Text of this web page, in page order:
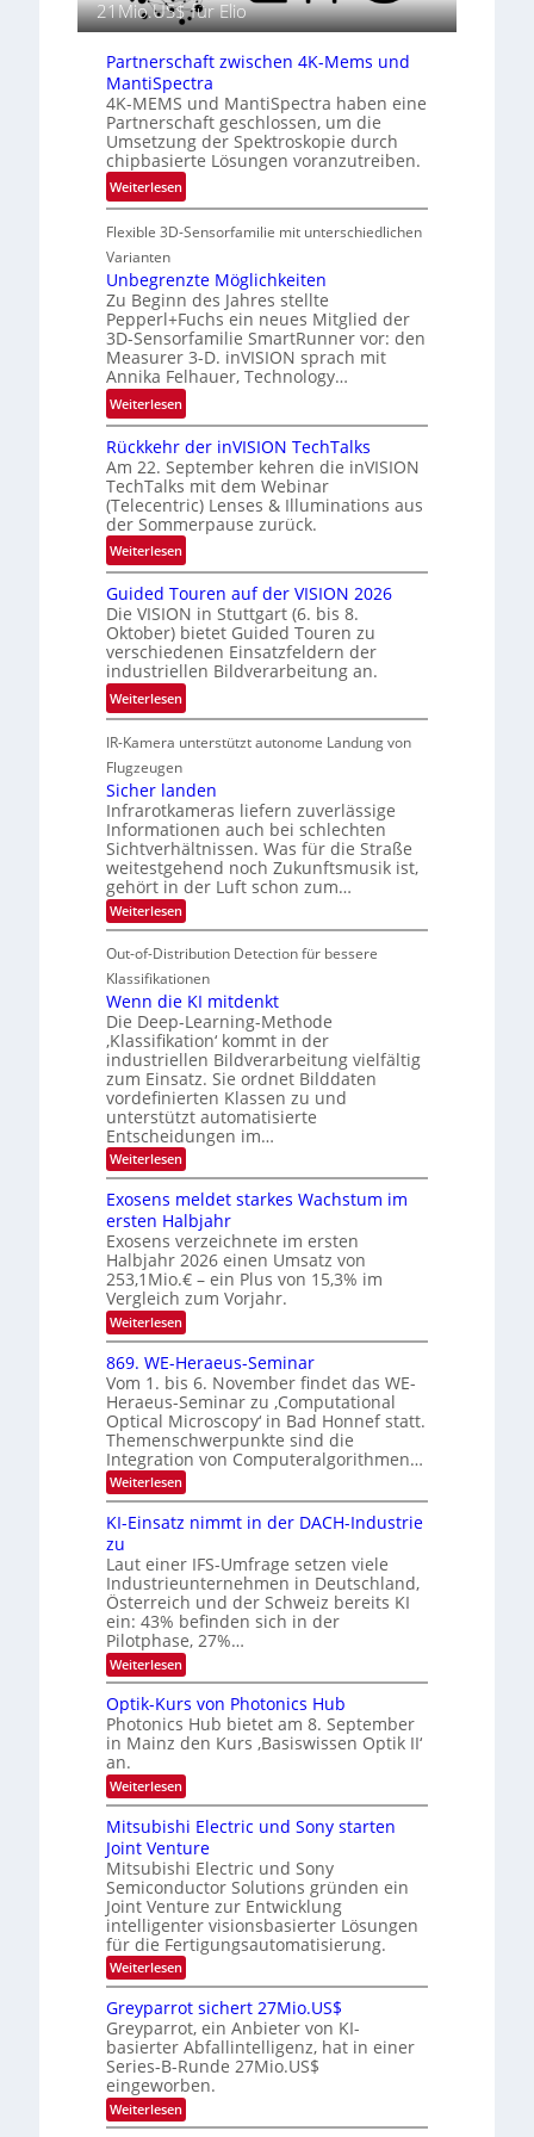
f
i
i
n
L
u
f
t
-
u
n
d
R
a
u
m
f
a
r
t
t
e
c
h
n
i
k
n
E
M
E
A
-
R
e
g
o
n
21Mio.US$ für Elio
Partnerschaft zwischen 4K-Mems und
MantiSpectra
4K-MEMS und MantiSpectra haben eine
Partnerschaft geschlossen, um die
Umsetzung der Spektroskopie durch
chipbasierte Lösungen voranzutreiben.
Weiterlesen:
P
a
t
n
e
r
s
c
h
f
t
z
w
i
s
c
h
e
n
4
K
M
e
m
s
u
n
d
M
a
n
t
i
S
p
e
c
t
r
a
Flexible 3D-Sensorfamilie mit unterschiedlichen
Varianten
Unbegrenzte Möglichkeiten
Zu Beginn des Jahres stellte
Pepperl+Fuchs ein neues Mitglied der
3D-Sensorfamilie SmartRunner vor: den
Measurer 3-D. inVISION sprach mit
Annika Felhauer, Technology…
Weiterlesen:
U
n
b
e
g
r
e
z
t
e
M
ö
g
l
i
c
h
k
e
i
t
e
n
Rückkehr der inVISION TechTalks
Am 22. September kehren die inVISION
TechTalks mit dem Webinar
(Telecentric) Lenses & Illuminations aus
der Sommerpause zurück.
Weiterlesen:
R
ü
c
k
k
e
h
d
e
r
i
n
V
I
S
I
O
N
T
e
c
h
T
a
l
k
s
Guided Touren auf der VISION 2026
Die VISION in Stuttgart (6. bis 8.
Oktober) bietet Guided Touren zu
verschiedenen Einsatzfeldern der
industriellen Bildverarbeitung an.
Weiterlesen:
G
u
i
d
e
d
T
o
u
r
e
u
f
d
e
r
V
I
S
I
O
N
2
0
2
6
IR-Kamera unterstützt autonome Landung von
Flugzeugen
Sicher landen
Infrarotkameras liefern zuverlässige
Informationen auch bei schlechten
Sichtverhältnissen. Was für die Straße
weitestgehend noch Zukunftsmusik ist,
gehört in der Luft schon zum…
Weiterlesen:
S
c
h
e
l
a
n
d
e
n
Out-of-Distribution Detection für bessere
Klassifikationen
Wenn die KI mitdenkt
Die Deep-Learning-Methode
‚Klassifikation‘ kommt in der
industriellen Bildverarbeitung vielfältig
zum Einsatz. Sie ordnet Bilddaten
vordefinierten Klassen zu und
unterstützt automatisierte
Entscheidungen im…
Weiterlesen:
W
n
n
d
i
e
K
I
m
i
t
d
e
n
k
t
Exosens meldet starkes Wachstum im
ersten Halbjahr
Exosens verzeichnete im ersten
Halbjahr 2026 einen Umsatz von
253,1Mio.€ – ein Plus von 15,3% im
Vergleich zum Vorjahr.
Weiterlesen:
E
x
o
s
e
n
s
m
e
l
d
e
t
a
r
k
e
s
W
a
c
h
s
t
u
m
i
m
e
r
s
t
e
n
H
a
l
b
j
a
h
r
869. WE-Heraeus-Seminar
Vom 1. bis 6. November findet das WE-
Heraeus-Seminar zu ‚Computational
Optical Microscopy‘ in Bad Honnef statt.
Themenschwerpunkte sind die
Integration von Computeralgorithmen…
Weiterlesen:
8
9
W
E
-
H
e
r
a
e
u
s
-
S
m
i
a
r
KI-Einsatz nimmt in der DACH-Industrie
zu
Laut einer IFS-Umfrage setzen viele
Industrieunternehmen in Deutschland,
Österreich und der Schweiz bereits KI
ein: 43% befinden sich in der
Pilotphase, 27%…
Weiterlesen:
K
-
E
i
s
a
t
z
n
i
m
m
t
i
n
d
e
D
A
C
H
-
I
n
d
Optik-Kurs von Photonics Hub
Photonics Hub bietet am 8. September
in Mainz den Kurs ‚Basiswissen Optik II‘
an.
Weiterlesen:
O
p
t
i
k
-
K
u
r
s
v
o
n
P
h
o
t
o
n
i
Mitsubishi Electric und Sony starten
Joint Venture
Mitsubishi Electric und Sony
Semiconductor Solutions gründen ein
Joint Venture zur Entwicklung
intelligenter visionsbasierter Lösungen
für die Fertigungsautomatisierung.
Weiterlesen:
M
t
s
u
b
i
s
h
i
Greyparrot sichert 27Mio.US$
Greyparrot, ein Anbieter von KI-
basierter Abfallintelligenz, hat in einer
Series-B-Runde 27Mio.US$
eingeworben.
Weiterlesen:
G